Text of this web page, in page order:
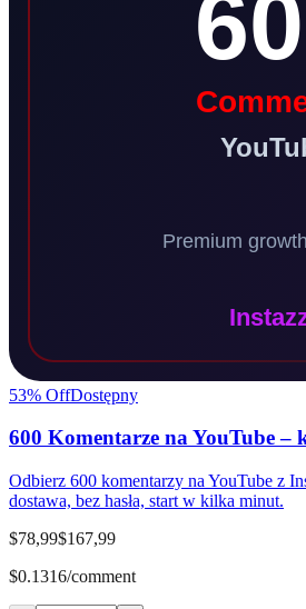
53% OffDostępny
600 Komentarze na YouTube –
Odbierz 600 komentarzy na YouTube z
dostawa, bez hasła, start w kilka minut.
$78,99$167,99
$0.1316/comment